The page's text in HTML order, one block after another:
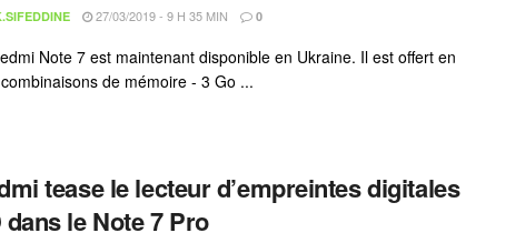
27/03/2019 - 9 H 35 MIN 0
Note 7 est maintenant disponible en Ukraine. Il est offert en
de mémoire - 3 Go ...
tease le lecteur d’empreintes digitales
dans le Note 7 Pro